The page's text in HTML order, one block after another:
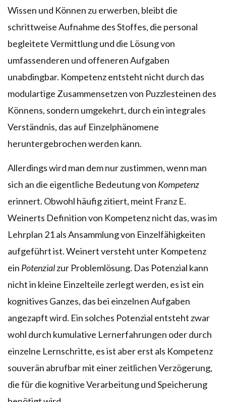
Wissen und Können zu erwerben, bleibt die
schrittweise Aufnahme des Stoffes, die personal
begleitete Vermittlung und die Lösung von
umfassenderen und offeneren Aufgaben
unabdingbar. Kompetenz entsteht nicht durch das
modulartige Zusammensetzen von Puzzlesteinen des
Könnens, sondern umgekehrt, durch ein integrales
Verständnis, das auf Einzelphänomene
heruntergebrochen werden kann.
Allerdings wird man dem nur zustimmen, wenn man
sich an die eigentliche Bedeutung von Kompetenz
erinnert. Obwohl häufig zitiert, meint Franz E.
Weinerts Definition von Kompetenz nicht das, was im
Lehrplan 21 als Ansammlung von Einzelfähigkeiten
aufgeführt ist. Weinert versteht unter Kompetenz
ein Potenzialzur Problemlösung. Das Potenzial kann
nicht in kleine Einzelteile zerlegt werden, es ist ein
kognitives Ganzes, das bei einzelnen Aufgaben
angezapft wird. Ein solches Potenzial entsteht zwar
wohl durch kumulative Lernerfahrungen oder durch
einzelne Lernschritte, es ist aber erst als Kompetenz
souverän abrufbar mit einer zeitlichen Verzögerung,
die für die kognitive Verarbeitung und Speicherung